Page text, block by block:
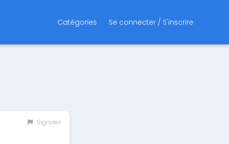
Catégories Se connecter / S'inscrire
Signaler